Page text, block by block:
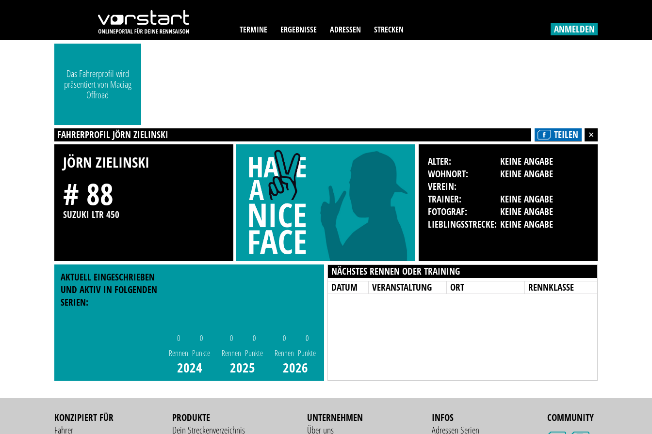
TERMINE ERGEBNISSE ADRESSEN STRECKEN ANMELDEN
Das Fahrerprofil wird
präsentiert von Maciag
Offroad
FAHRERPROFIL JÖRN ZIELINSKI TEILEN
JÖRN ZIELINSKI
# 88
SUZUKI LTR 450
ALTER:
KEINE ANGABE
WOHNORT:
KEINE ANGABE
VEREIN:
TRAINER:
KEINE ANGABE
FOTOGRAF:
KEINE ANGABE
LIEBLINGSSTRECKE: KEINE ANGABE
AKTUELL EINGESCHRIEBEN
UND AKTIV IN FOLGENDEN
SERIEN:
0
Rennen
0
Punkte
2024
0
Rennen
0
Punkte
2025
0
Rennen
0
Punkte
2026
NÄCHSTES RENNEN ODER TRAINING
DATUM
VERANSTALTUNG ORT RENNKLASSE
KONZIPIERT FÜR
Fahrer
PRODUKTE
Dein Streckenverzeichnis
UNTERNEHMEN
Über uns
INFOS
Adressen Serien
COMMUNITY